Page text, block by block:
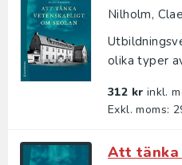
Nilholm,
olika typer
312 kr inkl.
Exkl. moms:
Att tänka